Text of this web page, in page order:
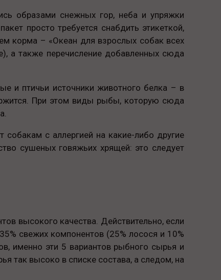
образами снежных гор, неба и упряжки
просто требуется снабдить этикеткой,
корма – «Океан для взрослых собак всех
а также перечисление добавленных сюда
и птичьи источники животного белка – в
При этом виды рыбы, которую сюда
с аллергией на какие-либо другие
сушеных говяжьих хрящей: это следует
высокого качества. Действительно, если
свежих компонентов (25% лосося и 10%
именно эти 5 вариантов рыбного сырья и
так высоко в списке состава, а следом, на